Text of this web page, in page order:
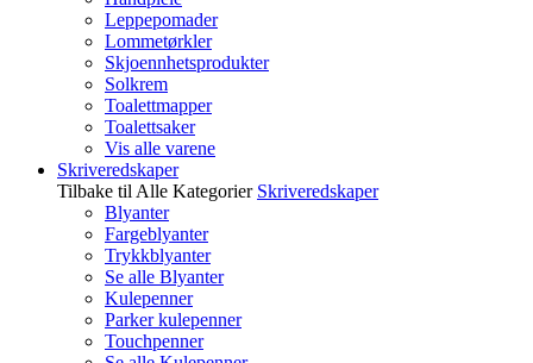
Leppepomader
Lommetørkler
Skjoennhetsprodukter
Solkrem
Toalettmapper
Toalettsaker
Vis alle varene
Skriveredskaper
Tilbake til Alle Kategorier Skriveredskaper
Blyanter
Fargeblyanter
Trykkblyanter
Se alle Blyanter
Kulepenner
Parker kulepenner
Touchpenner